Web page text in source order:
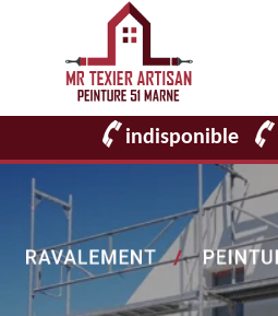
indisponible